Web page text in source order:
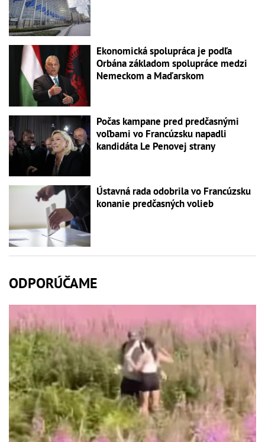
Ekonomická spolupráca je podľa
Orbána základom spolupráce medzi
Nemeckom a Maďarskom
Počas kampane pred predčasnými
voľbami vo Francúzsku napadli
kandidáta Le Penovej strany
Ústavná rada odobrila vo Francúzsku
konanie predčasných volieb
ODPORÚČAME